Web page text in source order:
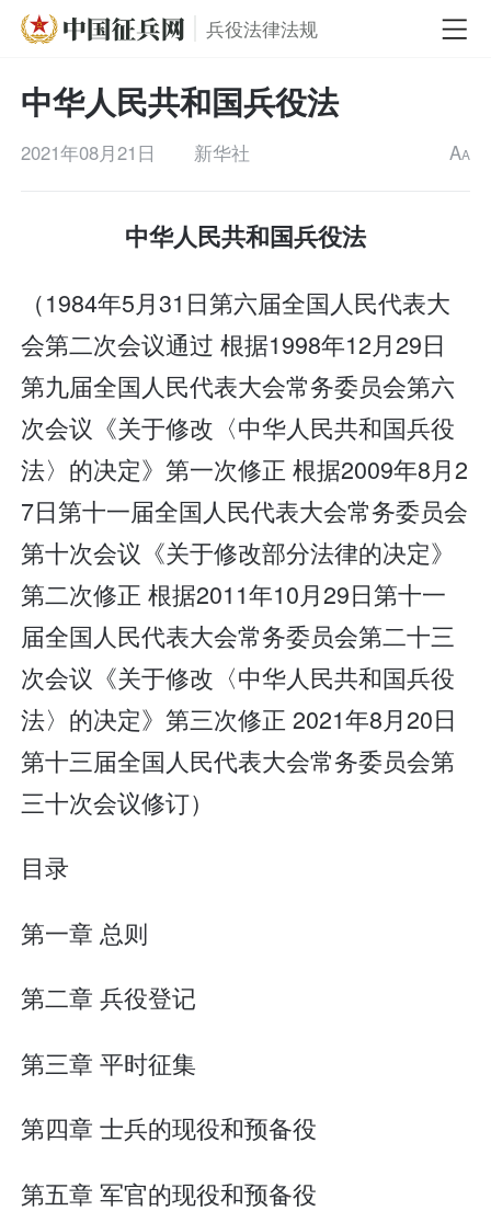
兵役法律法规
中华人民共和国兵役法
2021年08月21日 新华社 AA
中华人民共和国兵役法
（1984年5月31日第六届全国人民代表大
会第二次会议通过 根据1998年12月29日
第九届全国人民代表大会常务委员会第六
次会议《关于修改〈中华人民共和国兵役
法〉的决定》第一次修正 根据2009年8月2
7日第十一届全国人民代表大会常务委员会
第十次会议《关于修改部分法律的决定》
第二次修正 根据2011年10月29日第十一
届全国人民代表大会常务委员会第二十三
次会议《关于修改〈中华人民共和国兵役
法〉的决定》第三次修正 2021年8月20日
第十三届全国人民代表大会常务委员会第
三十次会议修订）
目录
第一章 总则
第二章 兵役登记
第三章 平时征集
第四章 士兵的现役和预备役
第五章 军官的现役和预备役